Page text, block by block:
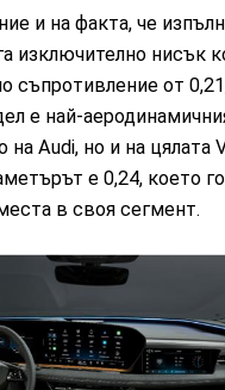
и на факта, че
изключително нисък
съпротивление от
е най-
Audi, но и на цялата
е 0,24, което
в своя сегмент.